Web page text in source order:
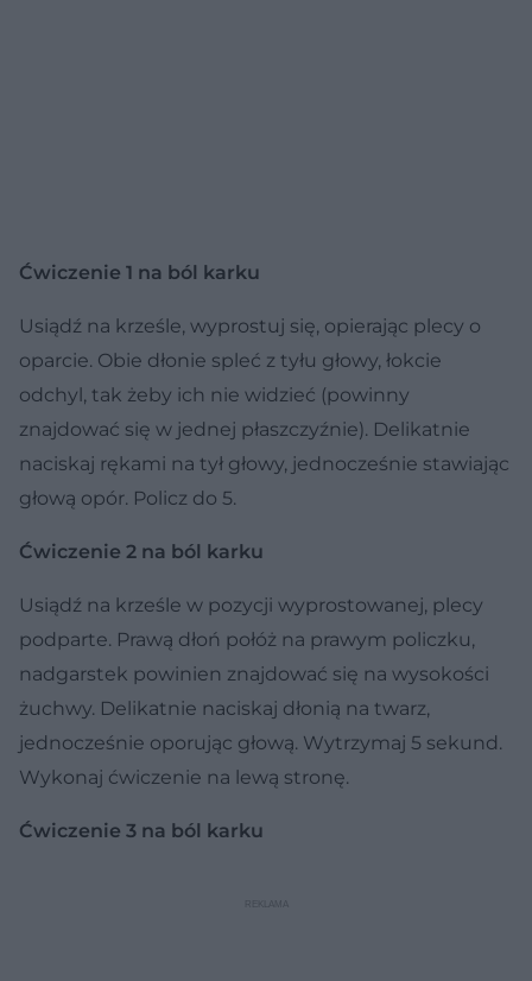
Ćwiczenie 1 na ból karku
Usiądź na krześle, wyprostuj się, opierając plecy o
oparcie. Obie dłonie spleć z tyłu głowy, łokcie
odchyl, tak żeby ich nie widzieć (powinny
znajdować się w jednej płaszczyźnie). Delikatnie
naciskaj rękami na tył głowy, jednocześnie stawiając
głową opór. Policz do 5.
Ćwiczenie 2 na ból karku
Usiądź na krześle w pozycji wyprostowanej, plecy
podparte. Prawą dłoń połóż na prawym policzku,
nadgarstek powinien znajdować się na wysokości
żuchwy. Delikatnie naciskaj dłonią na twarz,
jednocześnie oporując głową. Wytrzymaj 5 sekund.
Wykonaj ćwiczenie na lewą stronę.
Ćwiczenie 3 na ból karku